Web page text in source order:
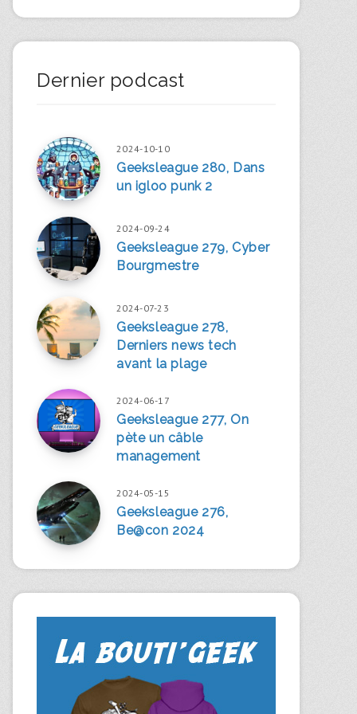
Dernier podcast
2024-10-10
Geeksleague 280, Dans
un igloo punk 2
2024-09-24
Geeksleague 279, Cyber
Bourgmestre
2024-07-23
Geeksleague 278,
Derniers news tech
avant la plage
2024-06-17
Geeksleague 277, On
pète un câble
management
2024-05-15
Geeksleague 276,
Be@con 2024